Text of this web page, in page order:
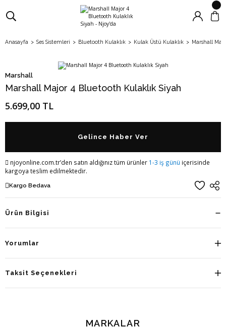
Anasayfa Ses Sistemleri Bluetooth Kulaklık Kulak Üstü Kulaklık Marshall
Marshall
Marshall Major 4 Bluetooth Kulaklık Siyah
5.699,00 TL
Gelince Haber Ver
njoyonline.com.tr’den satın aldığınız tüm ürünler 1-3 iş günü içerisinde
kargoya teslim edilmektedir.
Kargo Bedava
Ürün Bilgisi
Yorumlar
Taksit Seçenekleri
MARKALAR